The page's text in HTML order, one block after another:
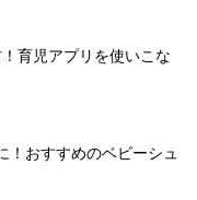
育児アプリを使いこな
！おすすめのベビーシュ